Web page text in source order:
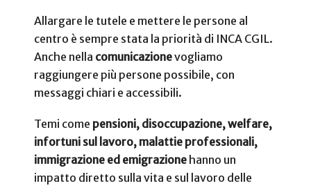
Comunicazione INCA
Allargare le tutele e mettere le persone al
centro è sempre stata la priorità di INCA CGIL.
Anche nella comunicazionevogliamo
raggiungere più persone possibile, con
messaggi chiari e accessibili.
Temi come pensioni, disoccupazione, welfare,
infortuni sul lavoro, malattie professionali,
immigrazione ed emigrazione hanno un
impatto diretto sulla vita e sul lavoro delle